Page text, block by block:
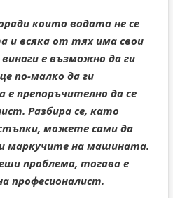
които водата не се
и всяка от тях има свои
е възможно да ги
по-малко да ги
препоръчително да се
Разбира се, като
можете сами да
маркучите на машината.
проблема, тогава е
професионалист.